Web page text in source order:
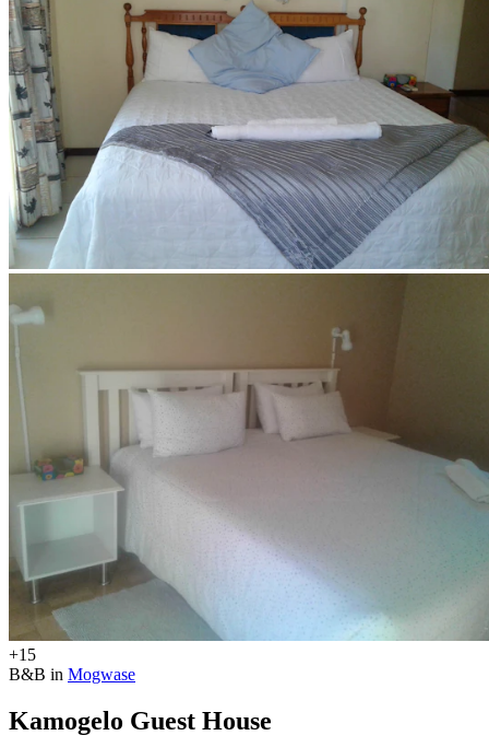
+15
B&B in Mogwase
Kamogelo Guest House